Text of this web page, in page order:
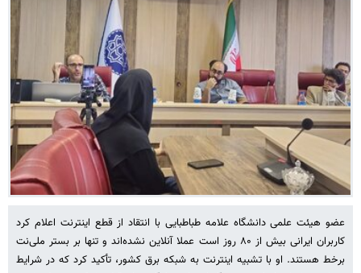
عضو هیئت علمی دانشگاه علامه طباطبایی با انتقاد از قطع اینترنت اعلام کرد
کاربران ایرانی بیش از ۸۰ روز است عملا آنلاین نشده‌اند و تنها بر بستر ملی‌نت
برخط هستند. او با تشبیه اینترنت به شبکه برق کشور، تأکید کرد که در شرایط